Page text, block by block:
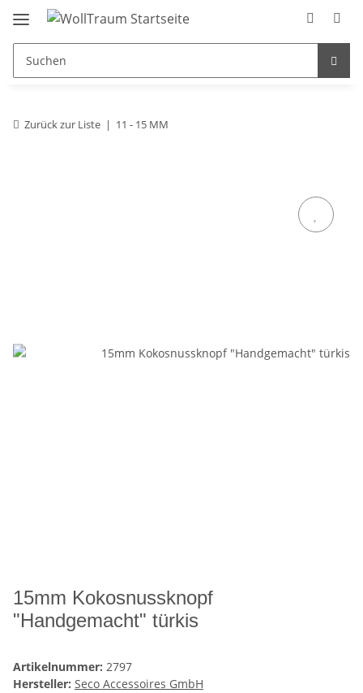
Zurück zur Liste 11 - 15 MM
15mm Kokosnussknopf
"Handgemacht" türkis
Artikelnummer: 2797
Hersteller: Seco Accessoires GmbH